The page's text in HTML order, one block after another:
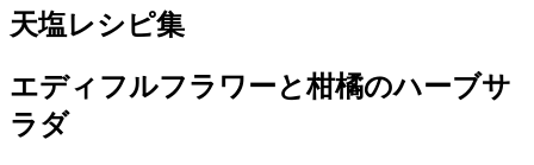
天塩レシピ集
エディフルフラワーと柑橘のハーブサ
ラダ